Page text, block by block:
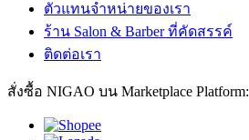
ตัวแทนจำหน่ายของเรา
ร้าน Salon & Barber ที่คัดสรรค์
ติดต่อเรา
สั่งซื้อ NIGAO บน Marketplace Platform: